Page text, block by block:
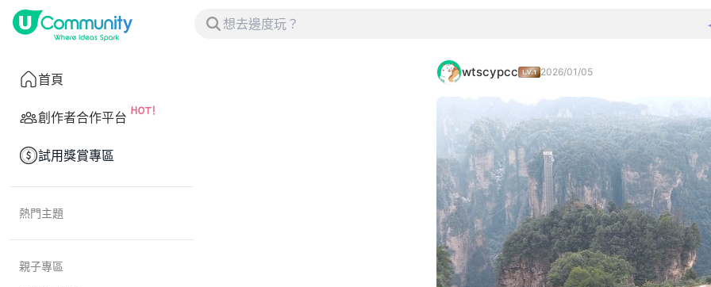
首頁
創作者合作平台
試用獎賞專區
熱門主題
親子專區
wtscypcc 2026/01/05